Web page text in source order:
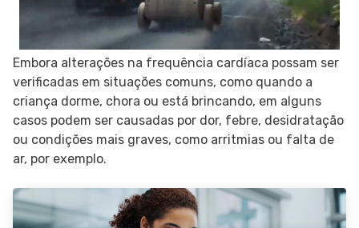
Embora alterações na frequência cardíaca possam ser
verificadas em situações comuns, como quando a
criança dorme, chora ou está brincando, em alguns
casos podem ser causadas por dor, febre, desidratação
ou condições mais graves, como arritmias ou falta de
ar, por exemplo.